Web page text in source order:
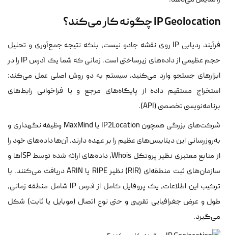
IP Geolocation چگونه کار می‌کند؟
فرآیند ردیابی IP روی نقشه جادو نیست، بلکه نتیجه جمع‌آوری و تحلیل
حجم عظیمی از داده‌های زیرساختی است. زمانی که شما یک آدرس IP را در
ابزارهای جستجو وارد می‌کنید، سیستم به دو روش اصلی عمل می‌کند:
استخراج مستقیم داده از پایگاه‌های مرجع و یا فراخوانی رابط‌های
برنامه‌نویسی تخصصی (API).
شرکت‌های بزرگی همچون IP2Location یا MaxMind وظیفه نگهداری و
به‌روزرسانی این دیتابیس‌های عظیم را بر عهده دارند. آن‌ها داده‌های خود را
از منابع معتبری نظیر پروتکل Whois، داده‌های ارائه شده توسط ISPها و
سازمان‌های ثبت منطقه‌ای (RIR) نظیر RIPE یا ARIN دریافت می‌کنند. با
ترکیب این اطلاعات، یک پروفایل کامل از آدرس IP شامل منطقه زمانی،
طول و عرض جغرافیایی تقریبی و حتی نوع اتصال (موبایل یا ثابت) شکل
می‌گیرد.